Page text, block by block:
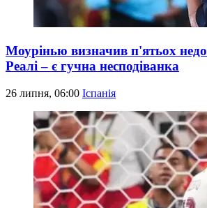
Моурінью визначив п'ятьох
Реалі – є гучна несподіванка
26 липня, 06:00 Іспанія